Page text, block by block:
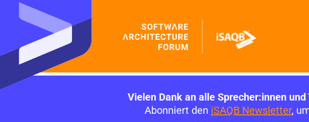
Vielen Dank an alle Sprecher:innen
Abonniert den iSAQB Newsletter,